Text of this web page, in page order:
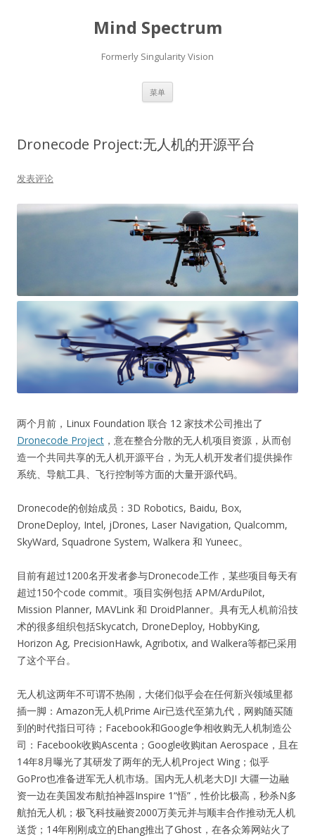
Mind Spectrum
Formerly Singularity Vision
菜单
Dronecode Project:无人机的开源平台
发表评论
两个月前，Linux Foundation 联合 12 家技术公司推出了
Dronecode Project ，意在整合分散的无人机项目资源，从而创
造一个共同共享的无人机开源平台，为无人机开发者们提供操作
系统、导航工具、飞行控制等方面的大量开源代码。
Dronecode的创始成员：3D Robotics, Baidu, Box,
DroneDeploy, Intel, jDrones, Laser Navigation, Qualcomm,
SkyWard, Squadrone System, Walkera 和 Yuneec。
目前有超过1200名开发者参与Dronecode工作，某些项目每天有
超过150个code commit。项目实例包括 APM/ArduPilot,
Mission Planner, MAVLink 和 DroidPlanner。具有无人机前沿技
术的很多组织包括Skycatch, DroneDeploy, HobbyKing,
Horizon Ag, PrecisionHawk, Agribotix, and Walkera等都已采用
了这个平台。
无人机这两年不可谓不热闹，大佬们似乎会在任何新兴领域里都
插一脚：Amazon无人机Prime Air已迭代至第九代，网购随买随
到的时代指日可待；Facebook和Google争相收购无人机制造公
司：Facebook收购Ascenta；Google收购itan Aerospace，且在
14年8月曝光了其研发了两年的无人机Project Wing；似乎
GoPro也准备进军无人机市场。国内无人机老大DJI 大疆一边融
资一边在美国发布航拍神器Inspire 1“悟”，性价比极高，秒杀N多
航拍无人机；极飞科技融资2000万美元并与顺丰合作推动无人机
送货；14年刚刚成立的Ehang推出了Ghost，在各众筹网站火了